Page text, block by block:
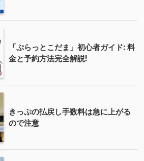
「ぷらっとこだま」初心者ガイド: 料
金と予約方法完全解説!
きっぷの払戻し手数料は急に上がる
ので注意